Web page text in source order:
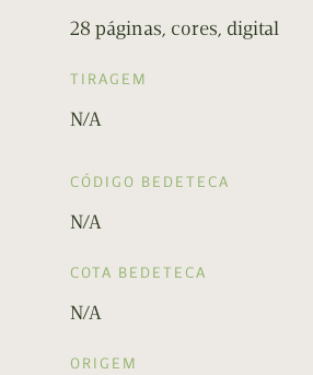
28 páginas, cores, digital
TIRAGEM
N/A
CÓDIGO BEDETECA
N/A
COTA BEDETECA
N/A
ORIGEM